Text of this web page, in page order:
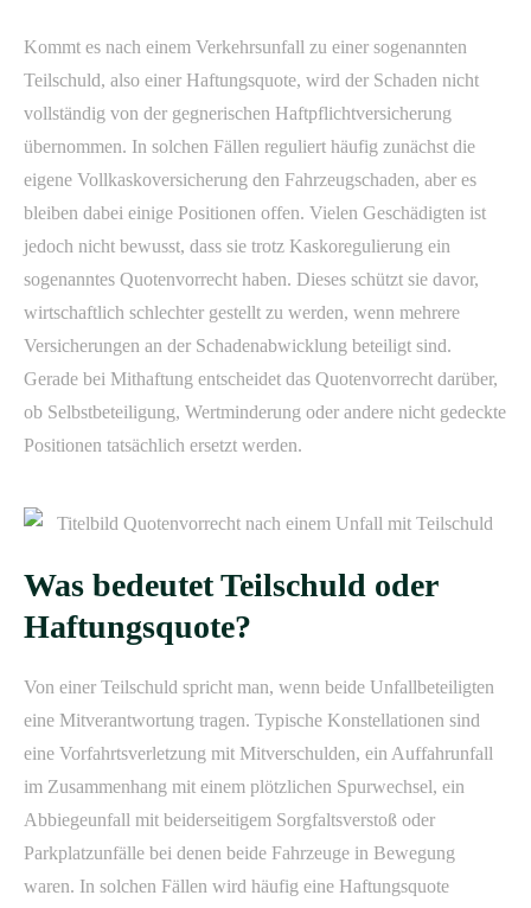
Kommt es nach einem Verkehrsunfall zu einer sogenannten
Teilschuld, also einer Haftungsquote, wird der Schaden nicht
vollständig von der gegnerischen Haftpflichtversicherung
übernommen. In solchen Fällen reguliert häufig zunächst die
eigene Vollkaskoversicherung den Fahrzeugschaden, aber es
bleiben dabei einige Positionen offen. Vielen Geschädigten ist
jedoch nicht bewusst, dass sie trotz Kaskoregulierung ein
sogenanntes Quotenvorrecht haben. Dieses schützt sie davor,
wirtschaftlich schlechter gestellt zu werden, wenn mehrere
Versicherungen an der Schadenabwicklung beteiligt sind.
Gerade bei Mithaftung entscheidet das Quotenvorrecht darüber,
ob Selbstbeteiligung, Wertminderung oder andere nicht gedeckte
Positionen tatsächlich ersetzt werden.
Was bedeutet Teilschuld oder
Haftungsquote?
Von einer Teilschuld spricht man, wenn beide Unfallbeteiligten
eine Mitverantwortung tragen. Typische Konstellationen sind
eine Vorfahrtsverletzung mit Mitverschulden, ein Auffahrunfall
im Zusammenhang mit einem plötzlichen Spurwechsel, ein
Abbiegeunfall mit beiderseitigem Sorgfaltsverstoß oder
Parkplatzunfälle bei denen beide Fahrzeuge in Bewegung
waren. In solchen Fällen wird häufig eine Haftungsquote